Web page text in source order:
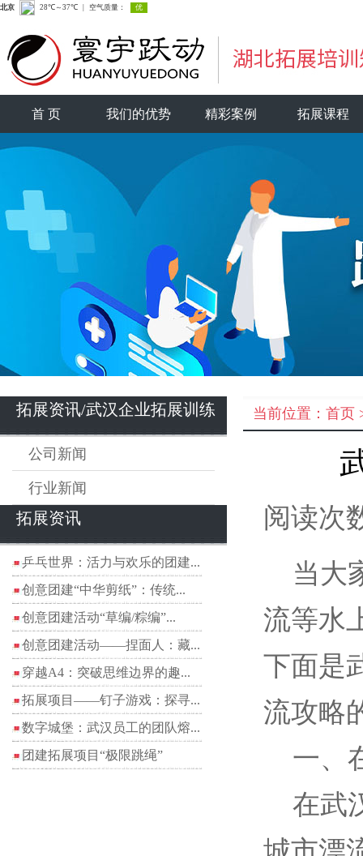
首 页 我们的优势 精彩案例 拓展课程
拓展资讯/武汉企业拓展训练
公司新闻
行业新闻
拓展资讯
乒乓世界：活力与欢乐的团建...
创意团建“中华剪纸”：传统...
创意团建活动“草编/粽编”...
创意团建活动——捏面人：藏...
穿越A4：突破思维边界的趣...
拓展项目——钉子游戏：探寻...
数字城堡：武汉员工的团队熔...
团建拓展项目“极限跳绳”
当前位置： 首页
阅读次
当大
流等水
下面是
流攻略
一、
在武